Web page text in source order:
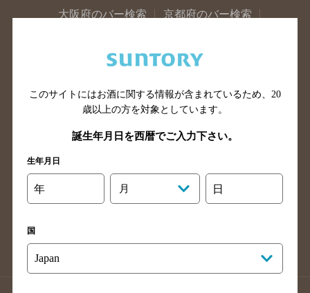
大阪府のバー検索
京都府のバー検索
滋賀県のバー検索
和歌山県のバー検索
山口県のバー検索
鳥取県のバー検索
香川県のバー検索
愛媛県のバー検索
高知県のバー検索
長崎県のバー検索
佐賀県のバー検索
大分県のバー検索
熊本県のバー検索
このサイトにはお酒に関する情報が含まれているため、 20
歳以上の方を対象としています。
誕生年月日を西暦でご入力下さい。
生年月日
年 月 日
国